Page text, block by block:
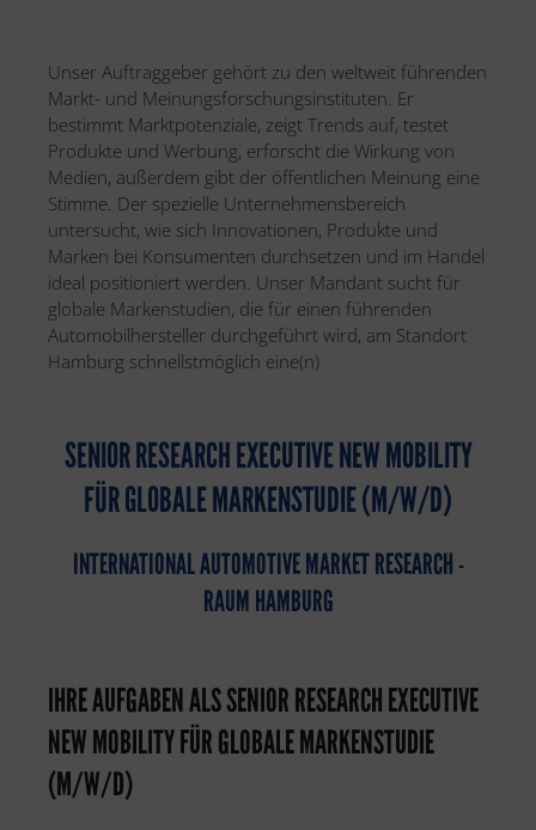
Unser Auftraggeber gehört zu den weltweit führenden
Markt- und Meinungsforschungsinstituten. Er
bestimmt Marktpotenziale, zeigt Trends auf, testet
Produkte und Werbung, erforscht die Wirkung von
Medien, außerdem gibt der öffentlichen Meinung eine
Stimme. Der spezielle Unternehmensbereich
untersucht, wie sich Innovationen, Produkte und
Marken bei Konsumenten durchsetzen und im Handel
ideal positioniert werden. Unser Mandant sucht für
globale Markenstudien, die für einen führenden
Automobilhersteller durchgeführt wird, am Standort
Hamburg schnellstmöglich eine(n)
SENIOR RESEARCH EXECUTIVE NEW MOBILITY
FÜR GLOBALE MARKENSTUDIE (M/W/D)
INTERNATIONAL AUTOMOTIVE MARKET RESEARCH -
RAUM HAMBURG
IHRE AUFGABEN ALS SENIOR RESEARCH EXECUTIVE
NEW MOBILITY FÜR GLOBALE MARKENSTUDIE
(M/W/D)